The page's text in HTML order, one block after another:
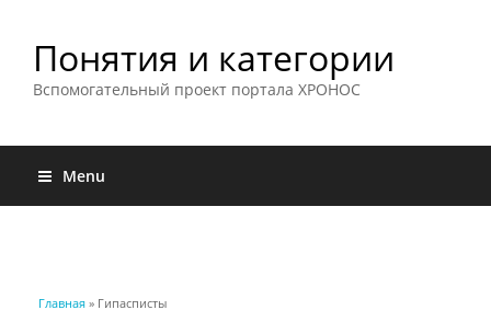
Понятия и категории
Вспомогательный проект портала ХРОНОС
Menu
Вы здесь
Главная » Гипасписты